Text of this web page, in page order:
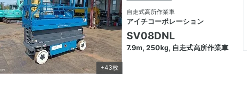
+43枚
自走式高所作業車
アイチコーポレーション
SV08DNL
7.9m, 250kg, 自走式高所作業車